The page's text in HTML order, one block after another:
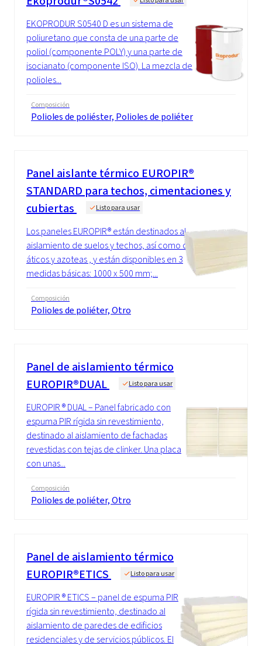
EKOPRODUR S0540 D es un sistema de
poliuretano que consta de una parte de
poliol (componente POLY) y una parte de
isocianato (componente ISO). La mezcla de
polioles...
Composición
Polioles de poliéster, Polioles de poliéter
Panel aislante térmico EUROPIR®
STANDARD para techos, cimentaciones y
cubiertas
Listo para usar
Los paneles EUROPIR® están destinados al
aislamiento de suelos y techos, así como de
áticos y azoteas , y están disponibles en 3
medidas básicas: 1000 x 500 mm;...
Composición
Polioles de poliéter, Otro
Panel de aislamiento térmico
EUROPIR®DUAL
Listo para usar
EUROPIR ® DUAL – Panel fabricado con
espuma PIR rígida sin revestimiento,
destinado al aislamiento de fachadas
revestidas con tejas de clinker. Una placa
con unas...
Composición
Polioles de poliéter, Otro
Panel de aislamiento térmico
EUROPIR®ETICS
Listo para usar
EUROPIR ® ETICS – panel de espuma PIR
rígida sin revestimiento, destinado al
aislamiento de paredes de edificios
residenciales y de servicios públicos. El